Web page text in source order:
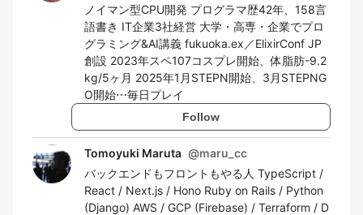
ノイマン型CPU開発 プログラマ歴42年、158言
語書き IT企業3社経営 大学・高専・企業でプロ
グラミング&AI講義 fukuoka.ex／ElixirConf JP
創設 2023年スペ107コスプレ開始、体脂肪-9.2
kg/5ヶ月 2025年1月STEPN開始、3月STEPNG
O開始⋯毎日プレイ
Follow
Tomoyuki Maruta @maru_cc
バックエンドもフロントもやる人 TypeScript /
React / Next.js / Hono Ruby on Rails / Python
(Django) AWS / GCP (Firebase) / Terraform / D